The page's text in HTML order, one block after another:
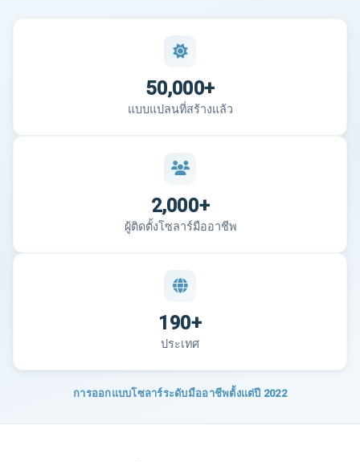
50,000+
แบบแปลนที่สร้างแล้ว
2,000+
ผู้ติดตั้งโซลาร์มืออาชีพ
190+
ประเทศ
การออกแบบโซลาร์ระดับมืออาชีพตั้งแต่ปี 2022